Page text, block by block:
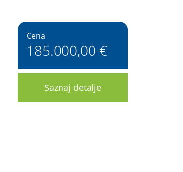
Cena
185.000,00 €
Saznaj detalje